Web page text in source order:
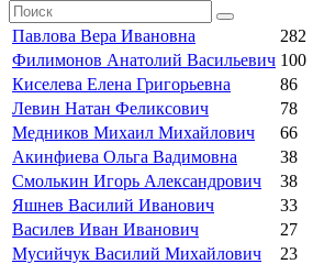
Павлова Вера Ивановна
282
Филимонов Анатолий Васильевич 100
Киселева Елена Григорьевна
86
Левин Натан Феликсович
78
Медников Михаил Михайлович
66
Акинфиева Ольга Вадимовна
38
Смолькин Игорь Александрович
38
Яшнев Василий Иванович
33
Василев Иван Иванович
27
Мусийчук Василий Михайлович
23